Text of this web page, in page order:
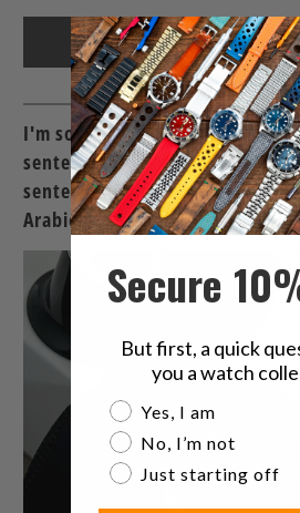
I'm sorry, but I need more
sentences to translate. Please
sentences you would like to
Arabic.
Secure
But first, a quick
you a watch
Are you a watch
Yes, I am
No, I’m not
Just starting off